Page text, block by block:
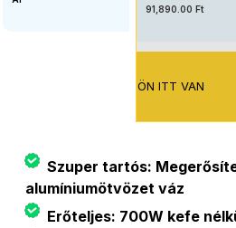
91,890.00 Ft
ÖN ITT VAN
Szuper tartós:
alumíniumötvözet váz
Erőteljes: 700W kefe